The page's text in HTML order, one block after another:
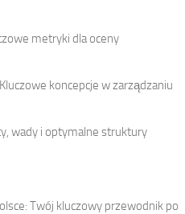
metryki dla oceny
koncepcje w zarządzaniu
wady i optymalne struktury
Twój kluczowy przewodnik po